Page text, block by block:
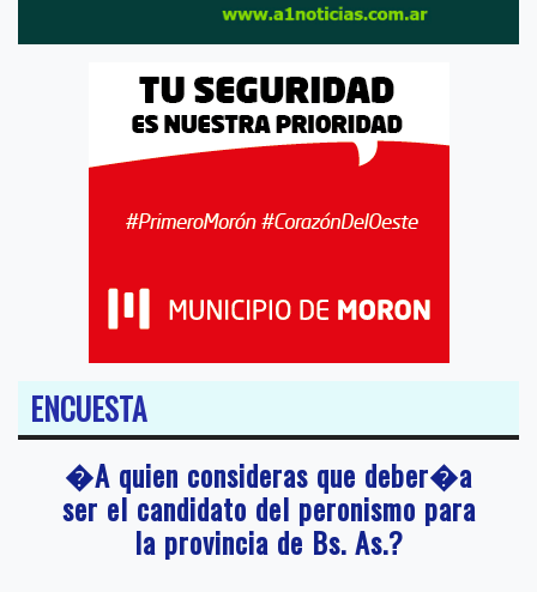
ENCUESTA
�A quien consideras que deber�a
ser el candidato del peronismo para
la provincia de Bs. As.?